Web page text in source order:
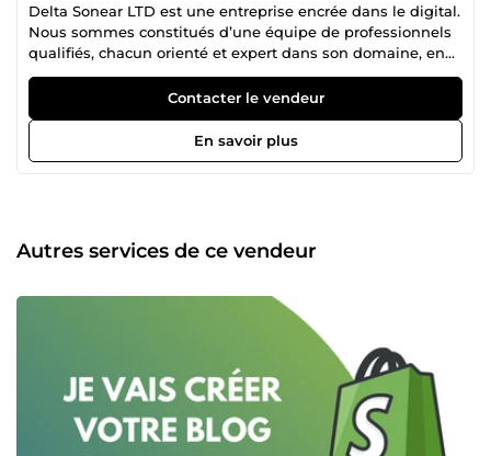
Delta Sonear LTD est une entreprise encrée dans le digital.
Nous sommes constitués d’une équipe de professionnels
qualifiés, chacun orienté et expert dans son domaine, en
collaboration mutuelle pour un accompagnement
irréprochable dans la réalisation de vos projets. N’hésitez
donc pas à consulter la liste des différents services que
nous proposons et nous contacter pour tout autre besoin
spécifique en rapport avec nos services.
Contacter le vendeur
En savoir plus
Autres services de ce vendeur